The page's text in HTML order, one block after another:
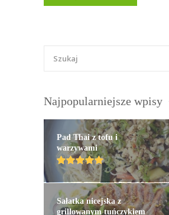
Najpopularniejsze wpisy
Pad Thai z tofu i
warzywami
Sałatka nicejska z
grillowanym tuńczykiem